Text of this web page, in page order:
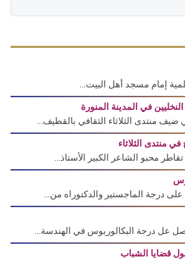
إمام مسجد أهل البيت...
في المدينة المنورة
منتدى الثلاثاء الثقافي بالقطيف...
منتدى الثلاثاء
محبو الشاعر الكبير الأستاذ...
درجة الماجستير والدكتوراه من...
عل درجة البكالوريوس في الهندسة...
قضايا الشباب